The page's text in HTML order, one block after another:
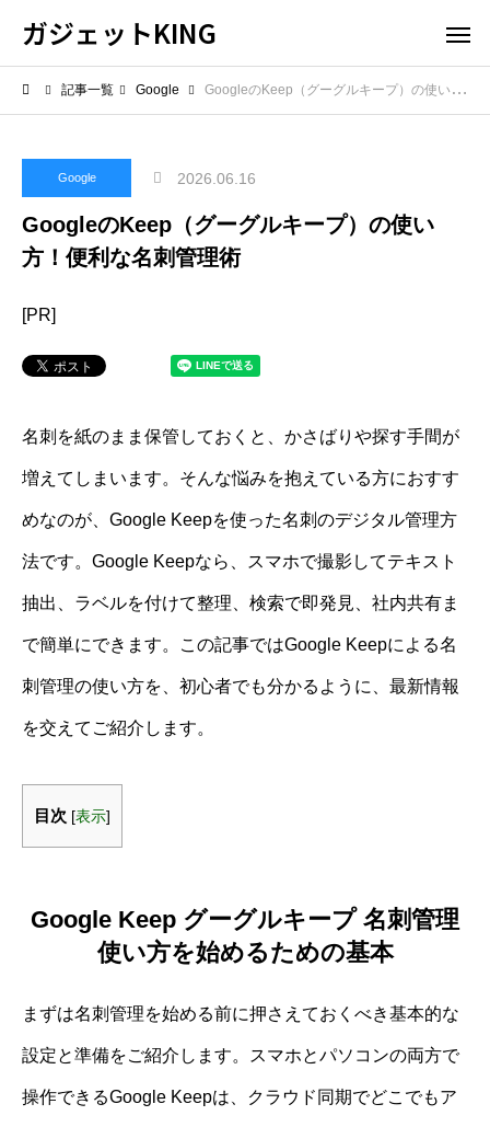
ガジェットKING
記事一覧 Google GoogleのKeep（グーグルキープ）の使い方！便利な名刺管理術
Google 2026.06.16
GoogleのKeep（グーグルキープ）の使い
方！便利な名刺管理術
[PR]
名刺を紙のまま保管しておくと、かさばりや探す手間が
増えてしまいます。そんな悩みを抱えている方におすす
めなのが、Google Keepを使った名刺のデジタル管理方
法です。Google Keepなら、スマホで撮影してテキスト
抽出、ラベルを付けて整理、検索で即発見、社内共有ま
で簡単にできます。この記事ではGoogle Keepによる名
刺管理の使い方を、初心者でも分かるように、最新情報
を交えてご紹介します。
目次 [表示]
Google Keep グーグルキープ 名刺管理
使い方を始めるための基本
まずは名刺管理を始める前に押さえておくべき基本的な
設定と準備をご紹介します。スマホとパソコンの両方で
操作できるGoogle Keepは、クラウド同期でどこでもア